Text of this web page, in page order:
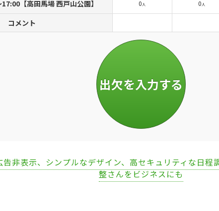
【高田馬場 西戸山公園】 0人 0人
コメント
告非表示、シンプルなデザイン、高セキュリティな日
整さんをビジネスにも